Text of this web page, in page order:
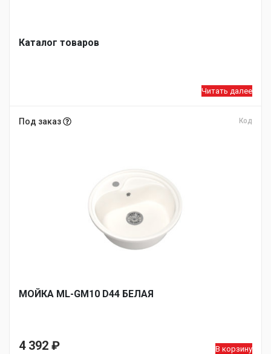
Каталог товаров
Читать далее
Под заказ Код
МОЙКA ML-GM10 D44 БЕЛАЯ
4 392 ₽ В корзину